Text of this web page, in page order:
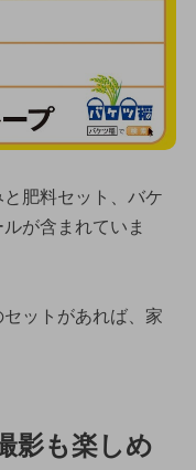
肥料セット、バケ
が含まれていま
ットがあれば、家
影も楽しめ